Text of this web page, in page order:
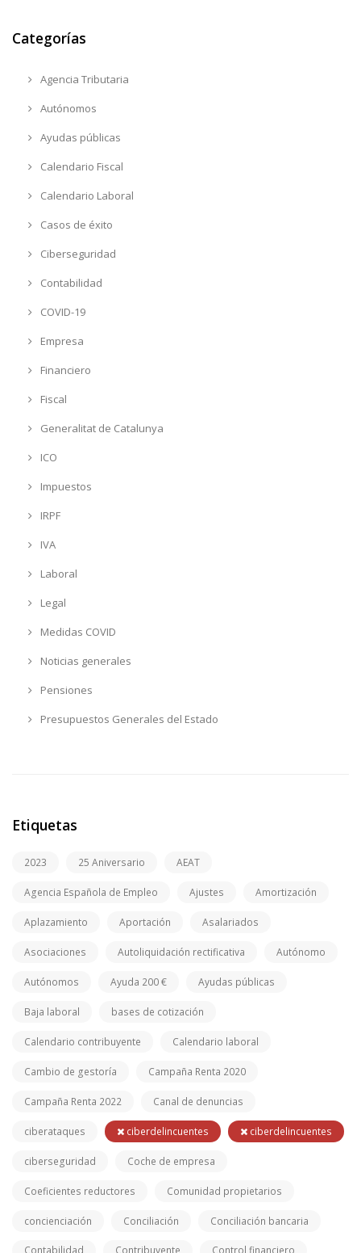
Categorías
Agencia Tributaria
Autónomos
Ayudas públicas
Calendario Fiscal
Calendario Laboral
Casos de éxito
Ciberseguridad
Contabilidad
COVID-19
Empresa
Financiero
Fiscal
Generalitat de Catalunya
ICO
Impuestos
IRPF
IVA
Laboral
Legal
Medidas COVID
Noticias generales
Pensiones
Presupuestos Generales del Estado
Etiquetas
2023 25 Aniversario AEAT
Agencia Española de Empleo Ajustes Amortización
Aplazamiento Aportación Asalariados
Asociaciones Autoliquidación rectificativa Autónomo
Autónomos Ayuda 200 € Ayudas públicas
Baja laboral bases de cotización
Calendario contribuyente Calendario laboral
Cambio de gestoría Campaña Renta 2020
Campaña Renta 2022 Canal de denuncias
ciberataques ciberdelincuentes ciberdelincuentes
ciberseguridad Coche de empresa
Coeficientes reductores Comunidad propietarios
concienciación Conciliación Conciliación bancaria